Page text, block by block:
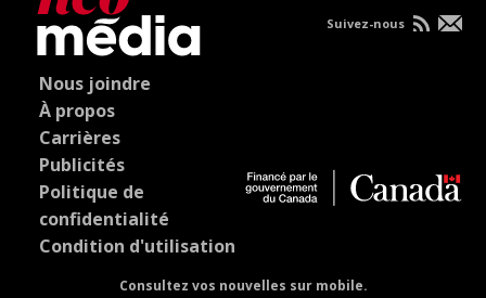
Nous joindre
À propos
Carrières
Publicités
Politique de
confidentialité
Condition d'utilisation
Consultez vos nouvelles sur mobile.
Suivez-nous